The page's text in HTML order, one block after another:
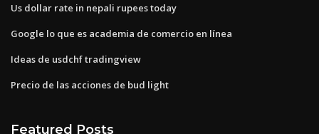
Us dollar rate in nepali rupees today
Google lo que es academia de comercio en línea
Ideas de usdchf tradingview
Precio de las acciones de bud light
Featured Posts